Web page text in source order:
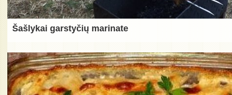
Šašlykai garstyčių marinate